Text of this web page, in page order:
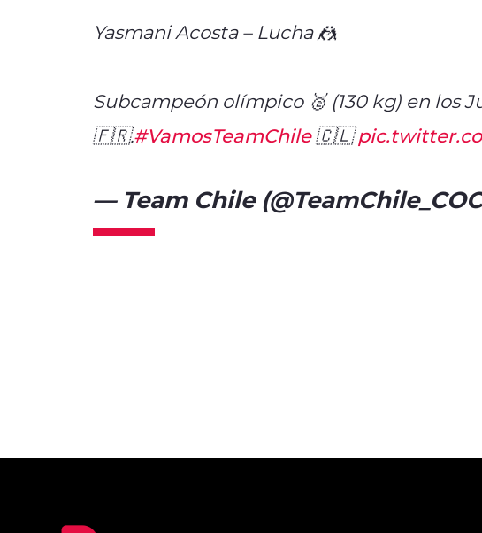
Yasmani Acosta – Lucha 🤼
Subcampeón olímpico 🥈 (130 kg) en los
🇫🇷.#VamosTeamChile🇨🇱
— Team Chile